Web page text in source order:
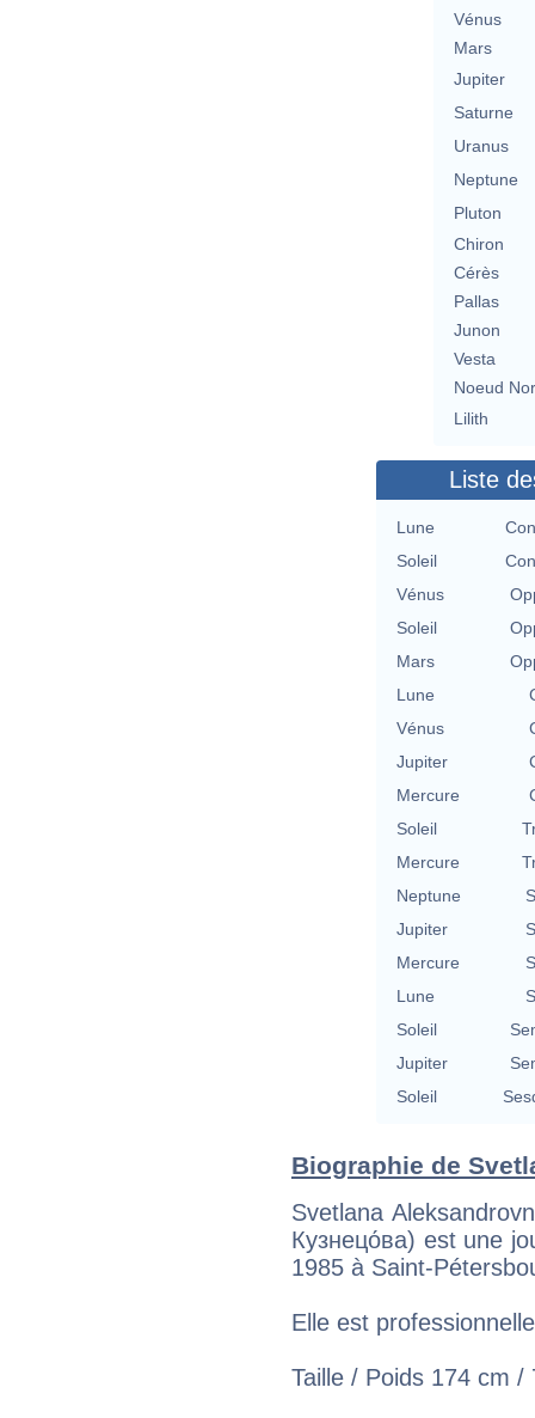
Vénus
Mars
Jupiter
Saturne
Uranus
Neptune
Pluton
Chiron
Cérès
Pallas
Junon
Vesta
Noeud
Lilith
Liste
Lune
Soleil
Vénus
Soleil
Mars
Lune
Vénus
Jupiter
Mercure
Soleil
Mercure
Neptune
Jupiter
Mercure
Lune
Soleil
Jupiter
Soleil
Biographie de
Svetlana
Кузнецо́ва) est une
1985 à Saint-
Elle est
Taille / Poids 174 cm /